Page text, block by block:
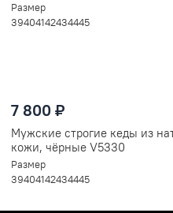
Размер
39404142434445
7 800 ₽
Мужские строгие кеды из
кожи, чёрные V5330
Размер
39404142434445